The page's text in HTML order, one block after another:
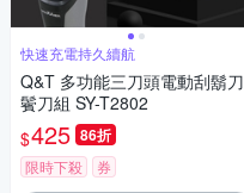
快速充電持久續航
Q&T 多功能三刀頭電動刮鬍刀
鬢刀組 SY-T2802
$425 86折
限時下殺 券